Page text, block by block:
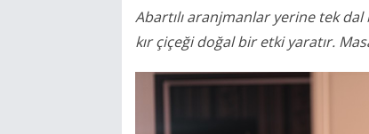
Abartılı aranjmanlar yerine tek
kır çiçeği doğal bir etki yaratır.